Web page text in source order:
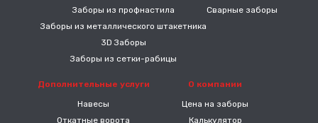
Заборы из профнастила
Заборы из металлического штакетника
3D Заборы
Заборы из сетки-рабицы
Сварные заборы
Дополнительные услуги
Навесы
Откатные ворота
О компании
Цена на заборы
Калькулятор